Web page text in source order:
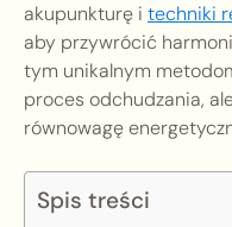
akupunkturę i techniki
aby przywrócić
tym unikalnym
proces odchudzania,
równowagę
Spis treści